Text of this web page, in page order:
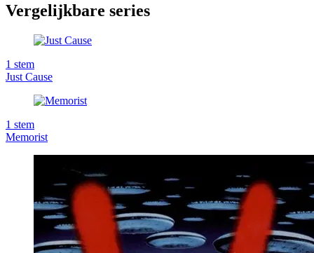
Vergelijkbare series
1 stem
Just Cause
1 stem
Memorist